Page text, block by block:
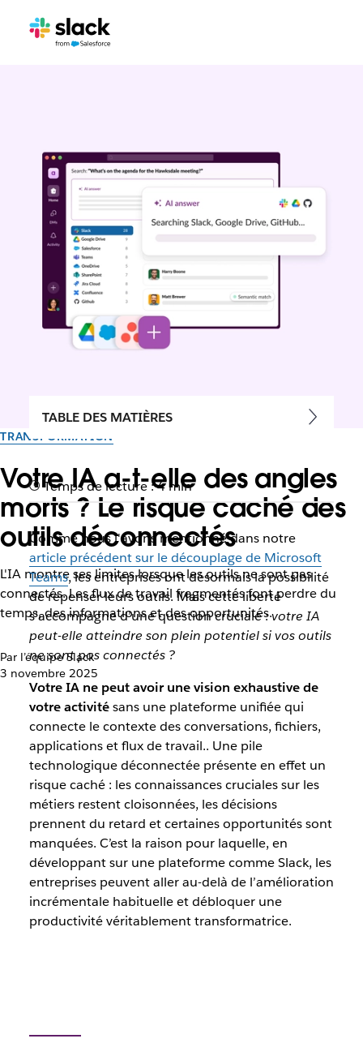
TRANSFORMATION
Votre IA a-t-elle des angles
morts ? Le risque caché des
outils déconnectés
L'IA montre ses limites lorsque les outils ne sont pas
connectés. Les flux de travail fragmentés font perdre du
temps, des informations et des opportunités.
Par l’équipe Slack
3 novembre 2025
TABLE DES MATIÈRES
Temps de lecture : 4 min
Comme nous l'avons mentionné dans notre
article précédent sur le découplage de Microsoft
Teams, les entreprises ont désormais la possibilité
de repenser leurs outils. Mais cette liberté
s’accompagne d’une question cruciale :votre IA
peut-elle atteindre son plein potentiel si vos outils
ne sont pas connectés ?
Votre IA ne peut avoir une vision exhaustive de
votre activitésans une plateforme unifiée qui
connecte le contexte des conversations, fichiers,
applications et flux de travail.. Une pile
technologique déconnectée présente en effet un
risque caché : les connaissances cruciales sur les
métiers restent cloisonnées, les décisions
prennent du retard et certaines opportunités sont
manquées. C’est la raison pour laquelle, en
développant sur une plateforme comme Slack, les
entreprises peuvent aller au-delà de l’amélioration
incrémentale habituelle et débloquer une
productivité véritablement transformatrice.